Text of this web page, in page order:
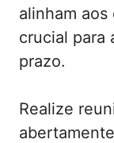
alinham aos
crucial para
prazo.
Realize